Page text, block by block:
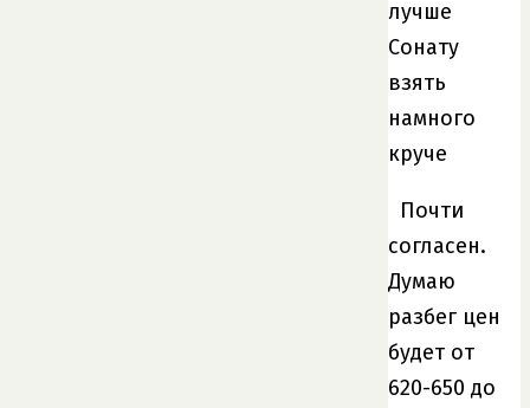
лучше
Сонату
взять
намного
круче
Почти
согласен.
Думаю
разбег цен
будет от
620-650 до